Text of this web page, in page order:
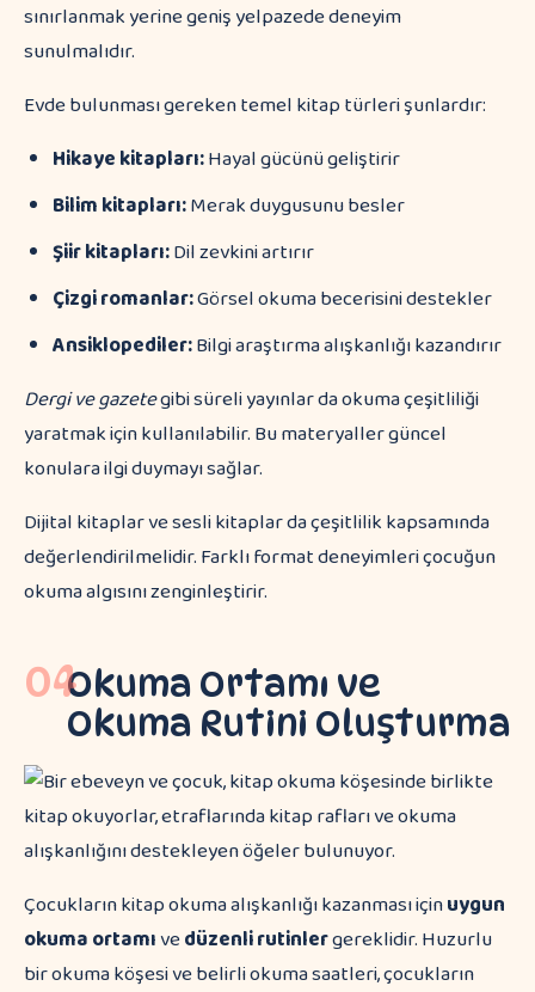
sınırlanmak yerine geniş yelpazede deneyim
sunulmalıdır.
Evde bulunması gereken temel kitap türleri şunlardır:
Hikaye kitapları:Hayal gücünü geliştirir
Bilim kitapları:Merak duygusunu besler
Şiir kitapları:Dil zevkini artırır
Çizgi romanlar:Görsel okuma becerisini destekler
Ansiklopediler:Bilgi araştırma alışkanlığı kazandırır
Dergi ve gazetegibi süreli yayınlar da okuma çeşitliliği
yaratmak için kullanılabilir. Bu materyaller güncel
konulara ilgi duymayı sağlar.
Dijital kitaplar ve sesli kitaplar da çeşitlilik kapsamında
değerlendirilmelidir. Farklı format deneyimleri çocuğun
okuma algısını zenginleştirir.
04Okuma Ortamı ve
Okuma Rutini Oluşturma
Çocukların kitap okuma alışkanlığı kazanması içinuygun
okuma ortamıvedüzenli rutinlergereklidir. Huzurlu
bir okuma köşesi ve belirli okuma saatleri, çocukların